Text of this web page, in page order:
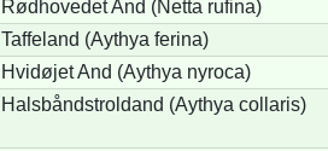
Rødhovedet And (Netta rufina)
Taffeland (Aythya ferina)
Hvidøjet And (Aythya nyroca)
Halsbåndstroldand (Aythya collaris)